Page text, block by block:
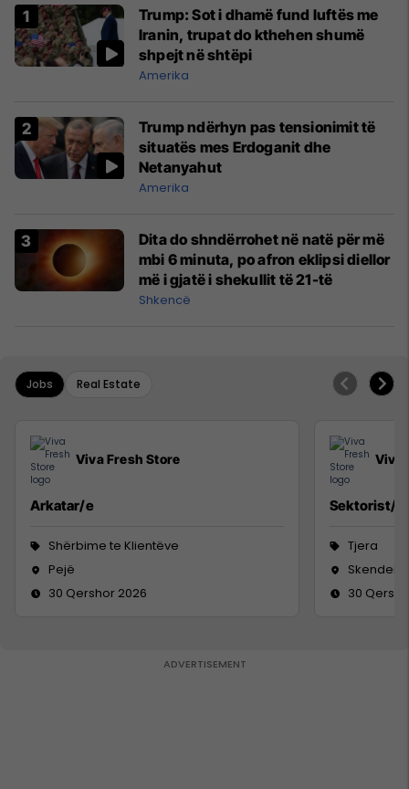
Trump: Sot i dhamë fund luftës me
Iranin, trupat do kthehen shumë
shpejt në shtëpi
Amerika
Trump ndërhyn pas tensionimit të
situatës mes Erdoganit dhe
Netanyahut
Amerika
Dita do shndërrohet në natë për më
mbi 6 minuta, po afron eklipsi diellor
më i gjatë i shekullit të 21-të
Shkencë
Jobs Real Estate
Viva Fresh Store
Arkatar/e
Shërbime te Klientëve
Pejë
30 Qershor 2026
Viva
Sektorist/e
Tjera
Skenderaj
30